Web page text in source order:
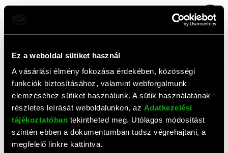
Ez a weboldal sütiket használ
A vásárlási élmény fokozása érdekében, közösségi
funkciók biztosításához, valamint webforgalmunk
elemzéséhez sütiket használunk. A sütik használatának
részletes leírását weboldalunkon, az Adatkezelési
tájékoztatóban tekintheted meg. Utólagos módosítást
szintén ebben a dokumentumban tudsz végrehajtani, a
megfelelő linkre kattintva.
Top termékek